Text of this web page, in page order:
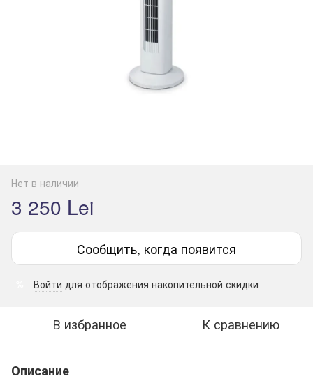
Нет в наличии
3 250 Lei
Сообщить, когда появится
Войти для отображения накопительной скидки
В избранное К сравнению
Описание